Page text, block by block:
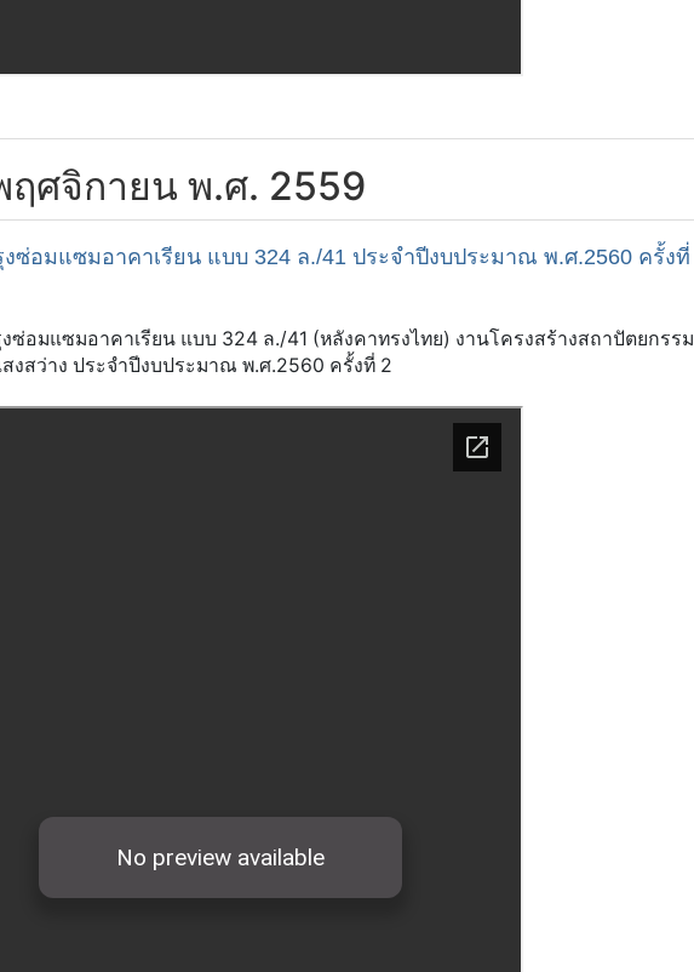
ฤศจิกายน พ.ศ. 2559
ซ่อมแซมอาคาเรียน แบบ 324 ล./41 ประจำปีงบประมาณ พ.ศ.2560 ครั้งที่
อมแซมอาคาเรียน แบบ 324 ล./41 (หลังคาทรงไทย) งานโครงสร้างสถาปัตยกรรม
สว่าง ประจำปีงบประมาณ พ.ศ.2560 ครั้งที่ 2